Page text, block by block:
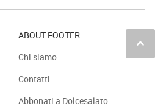
keyboard_arrow_up
ABOUT FOOTER
Chi siamo
Contatti
Abbonati a Dolcesalato